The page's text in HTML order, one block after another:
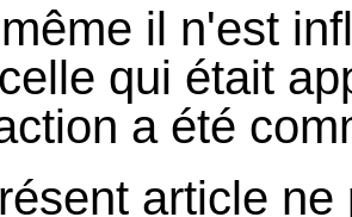
il n'est
qui était
a été
article